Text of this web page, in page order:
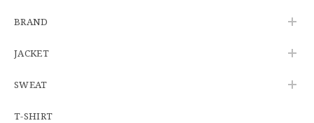
BRAND
JACKET
SWEAT
T-SHIRT